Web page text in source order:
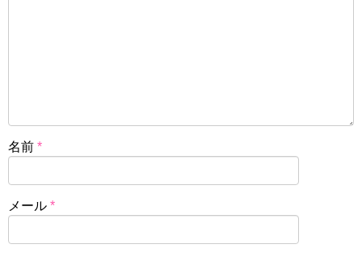
名前 *
メール *